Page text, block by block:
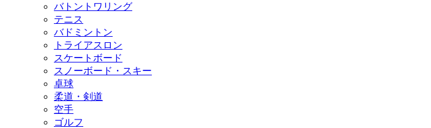
バトントワリング
テニス
バドミントン
トライアスロン
スケートボード
スノーボード・スキー
卓球
柔道・剣道
空手
ゴルフ